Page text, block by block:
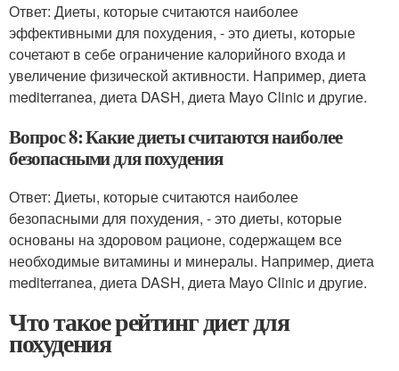
Ответ: Диеты, которые считаются наиболее
эффективными для похудения, - это диеты, которые
сочетают в себе ограничение калорийного входа и
увеличение физической активности. Например, диета
mediterranea, диета DASH, диета Mayo Clinic и другие.
Вопрос 8: Какие диеты считаются наиболее
безопасными для похудения
Ответ: Диеты, которые считаются наиболее
безопасными для похудения, - это диеты, которые
основаны на здоровом рационе, содержащем все
необходимые витамины и минералы. Например, диета
mediterranea, диета DASH, диета Mayo Clinic и другие.
Что такое рейтинг диет для
похудения